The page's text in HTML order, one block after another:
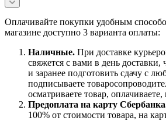
Оплачивайте покупки удобным
магазине доступно 3 варианта оплаты:
Наличные. При доставке
свяжется с вами в день доставки,
и заранее подготовить сдачу с
подписываете
осматриваете товар,
Предоплата на карту
100% от стоимости товара, на